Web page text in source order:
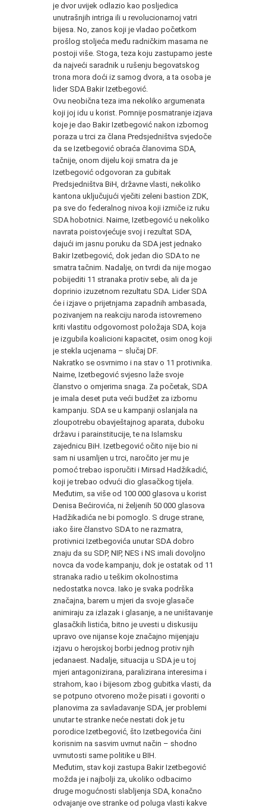
je dvor uvijek odlazio kao posljedica
unutrašnjih intriga ili u revolucionarnoj vatri
bijesa. No, zanos koji je vladao početkom
prošlog stoljeća među radničkim masama ne
postoji više. Stoga, teza koju zastupamo jeste
da najveći saradnik u rušenju begovatskog
trona mora doći iz samog dvora, a ta osoba je
lider SDA Bakir Izetbegović.
Ovu neobična teza ima nekoliko argumenata
koji joj idu u korist. Pomnije posmatranje izjava
koje je dao Bakir Izetbegović nakon izbornog
poraza u trci za člana Predsjedništva svjedoče
da se Izetbegović obraća članovima SDA,
tačnije, onom dijelu koji smatra da je
Izetbegović odgovoran za gubitak
Predsjedništva BiH, državne vlasti, nekoliko
kantona uključujući vječiti zeleni bastion ZDK,
pa sve do federalnog nivoa koji izmiče iz ruku
SDA hobotnici. Naime, Izetbegović u nekoliko
navrata poistovjećuje svoj i rezultat SDA,
dajući im jasnu poruku da SDA jest jednako
Bakir Izetbegović, dok jedan dio SDA to ne
smatra tačnim. Nadalje, on tvrdi da nije mogao
pobijediti 11 stranaka protiv sebe, ali da je
doprinio izuzetnom rezultatu SDA. Lider SDA
će i izjave o prijetnjama zapadnih ambasada,
pozivanjem na reakciju naroda istovremeno
kriti vlastitu odgovornost položaja SDA, koja
je izgubila koalicioni kapacitet, osim onog koji
je stekla ucjenama – slučaj DF.
Nakratko se osvrnimo i na stav o 11 protivnika.
Naime, Izetbegović svjesno laže svoje
članstvo o omjerima snaga. Za početak, SDA
je imala deset puta veći budžet za izbornu
kampanju. SDA se u kampanji oslanjala na
zloupotrebu obavještajnog aparata, duboku
državu i parainstitucije, te na Islamsku
zajednicu BiH. Izetbegović očito nije bio ni
sam ni usamljen u trci, naročito jer mu je
pomoć trebao isporučiti i Mirsad Hadžikadić,
koji je trebao odvući dio glasačkog tijela.
Međutim, sa više od 100 000 glasova u korist
Denisa Bećirovića, ni željenih 50 000 glasova
Hadžikadića ne bi pomoglo. S druge strane,
iako šire članstvo SDA to ne razmatra,
protivnici Izetbegovića unutar SDA dobro
znaju da su SDP, NIP, NES i NS imali dovoljno
novca da vode kampanju, dok je ostatak od 11
stranaka radio u teškim okolnostima
nedostatka novca. Iako je svaka podrška
značajna, barem u mjeri da svoje glasače
animiraju za izlazak i glasanje, a ne uništavanje
glasačkih listića, bitno je uvesti u diskusiju
upravo ove nijanse koje značajno mijenjaju
izjavu o herojskoj borbi jednog protiv njih
jedanaest. Nadalje, situacija u SDA je u toj
mjeri antagonizirana, paralizirana interesima i
strahom, kao i bijesom zbog gubitka vlasti, da
se potpuno otvoreno može pisati i govoriti o
planovima za savladavanje SDA, jer problemi
unutar te stranke neće nestati dok je tu
porodice Izetbegović, što Izetbegovića čini
korisnim na sasvim uvrnut način – shodno
uvrnutosti same politike u BIH.
Međutim, stav koji zastupa Bakir Izetbegović
možda je i najbolji za, ukoliko odbacimo
druge mogućnosti slabljenja SDA, konačno
odvajanje ove stranke od poluga vlasti kakve